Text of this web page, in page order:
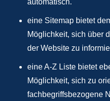
automatisch.
eine Sitemap bietet
Möglichkeit, sich über
der Website zu
eine A-Z Liste bietet
Möglichkeit, sich zu
fachbegriffsbezogene